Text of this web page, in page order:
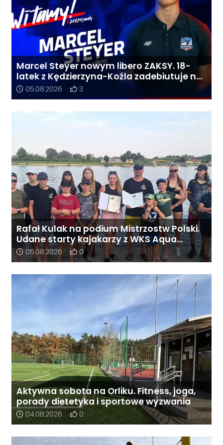
Marcel Steyer nowym libero ZAKSY. 18-
latek z Kędzierzyna-Koźla zadebiutuje na
najwyższym poziomie
Data dodania artykułu:
05.08.2026 Liczba pozytywnych reakcji użytkowników
3
Rafał Kulak na podium Mistrzostw Polski.
Udane starty kajakarzy z WKS Aqua
Active
Data dodania artykułu:
05.08.2026 Liczba pozytywnych reakcji użytkowników
0
Aktywna sobota na Orliku. Fitness, joga,
porady dietetyka i sportowe wyzwania
Data dodania artykułu:
04.08.2026 Liczba pozytywnych reakcji użytkowników
0